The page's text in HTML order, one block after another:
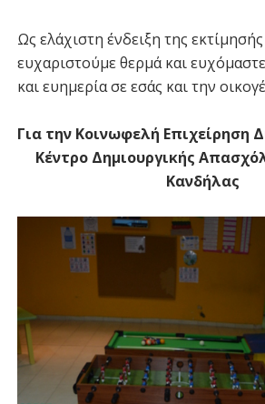
Ως ελάχιστη ένδειξη της
ευχαριστούμε θερμά και
και ευημερία σε εσάς και την
Για την Κοινωφελή Επιχείρηση
Κέντρο Δημιουργικής
Κανδήλας